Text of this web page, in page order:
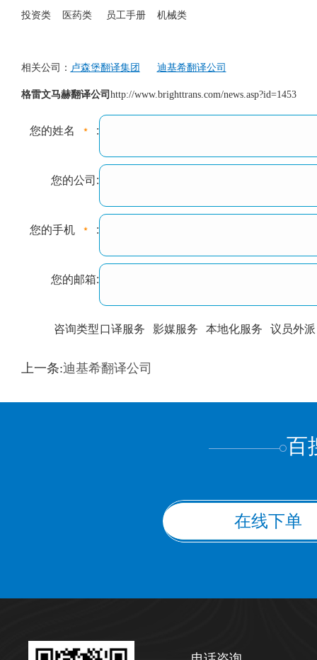
投资类 医药类 员工手册 机械类
相关公司： 卢森堡翻译集团 迪基希翻译公司
格雷文马赫翻译公司 http://www.brighttrans.com/news.asp?id=1453
您的姓名 :
您的公司:
您的手机 :
您的邮箱:
咨询类型口译服务 影媒服务 本地化服务 议员外派
训翻译 标准级
上一条:迪基希翻译公司
百
在线下单